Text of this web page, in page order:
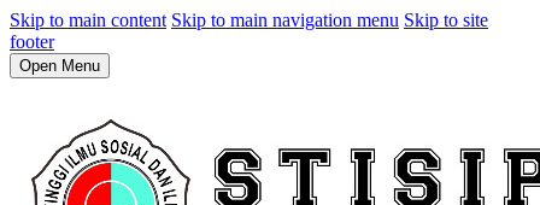
Skip to main content Skip to main navigation menu Skip to site
footer
Open Menu